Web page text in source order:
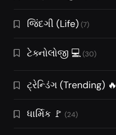
જિંદગી (Life)(7)
ટેક્નોલોજી 💻(30)
ટ્રેન્ડિંગ (Trending) 🔥
ધાર્મિક 🚩 (24)